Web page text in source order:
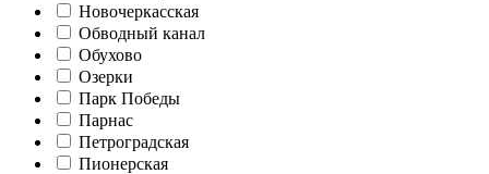
Новочеркасская
Обводный канал
Обухово
Озерки
Парк Победы
Парнас
Петроградская
Пионерская